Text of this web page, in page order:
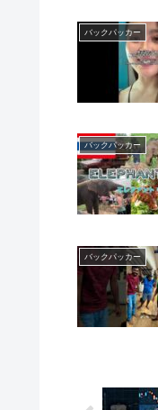
バックパッカー
バックパッカー
バックパッカー